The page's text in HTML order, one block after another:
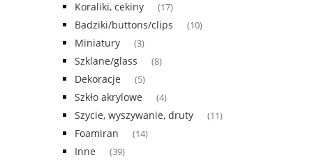
Koraliki, cekiny (17)
Badziki/buttons/clips (10)
Miniatury (3)
Szklane/glass (8)
Dekoracje (5)
Szkło akrylowe (4)
Szycie, wyszywanie, druty (11)
Foamiran (14)
Inne (39)